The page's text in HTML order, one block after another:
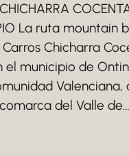
La ruta mountain
Chicharra
el municipio de
Valenciana,
del Valle de…